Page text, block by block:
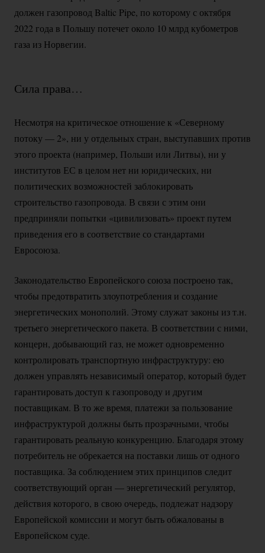
должен газопровод Baltic Pipe, по которому с октября
2022 года в Польшу потечет около 10 млрд кубометров
газа из Норвегии.
Сила права…
Несмотря на критическое отношение к «Северному
потоку — 2», ни у отдельных стран, выступавших против
этого проекта (например, Польши или Литвы), ни у
институтов ЕС в целом нет ни юридических, ни
политических возможностей заблокировать
строительство газопровода. В связи с этим они
предприняли попытки «цивилизовать» проект путем
приведения его в соответствие со стандартами
Евросоюза.
Законодательство Европейского союза построено так,
чтобы предотвратить злоупотребления и создание
энергетических монополий. Этому служат законы из т.н.
третьего энергетического пакета. В соответствии с ними,
концерн, добывающий газ, не может одновременно
контролировать транспортную инфраструктуру: ею
должен управлять независимый оператор, который будет
гарантировать доступ к газопроводу и другим
поставщикам. В то же время, платежи за пользование
инфраструктурой должны быть прозрачными, чтобы
гарантировать реальную конкуренцию. Благодаря этому
потребитель не обрекается на поставки лишь от одного
поставщика. За соблюдением этих принципов следит
соответствующий орган — энергетический регулятор,
действия которого, в свою очередь, подлежат надзору
Европейской комиссии и могут быть обжалованы в
Европейском суде.